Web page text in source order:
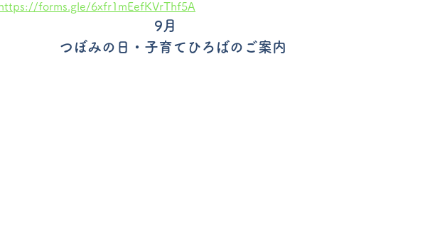
https://forms.gle/6xfr1mEefKVrThf5A
9月
つぼみの日・子育てひろばのご案内